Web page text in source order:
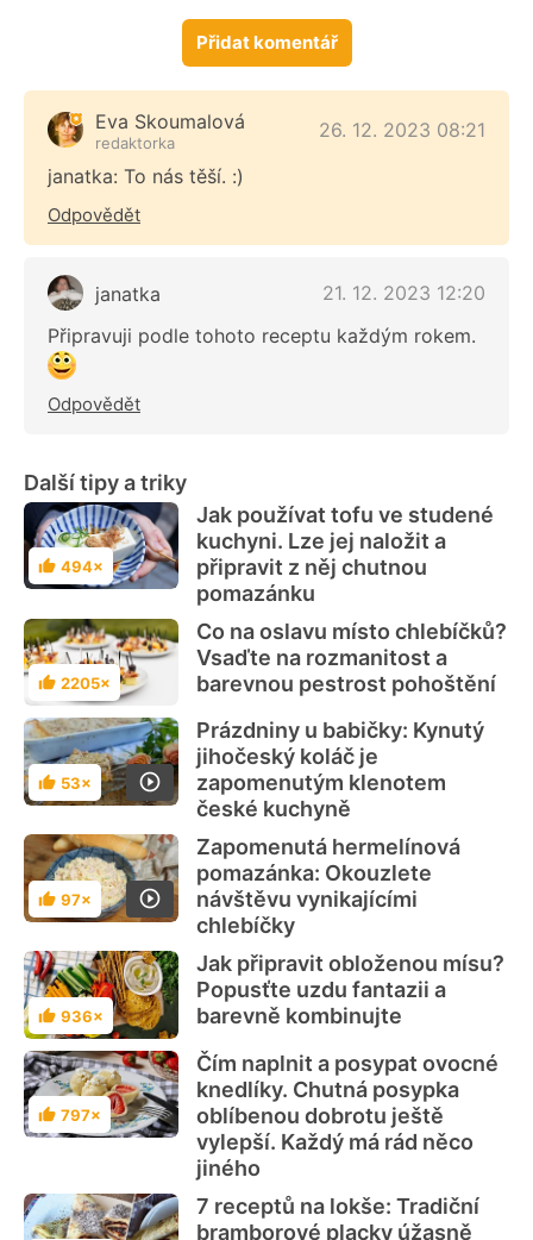
Přidat komentář
Eva Skoumalová
redaktorka
26. 12. 2023 08:21
janatka: To nás těší. :)
Odpovědět
janatka
21. 12. 2023 12:20
Připravuji podle tohoto receptu každým rokem.
Odpovědět
Další tipy a triky
Hodnocení
494×
Jak používat tofu ve studené
kuchyni. Lze jej naložit a
připravit z něj chutnou
pomazánku
Hodnocení
2205×
Co na oslavu místo chlebíčků?
Vsaďte na rozmanitost a
barevnou pestrost pohoštění
Hodnocení
53×
Prázdniny u babičky: Kynutý
jihočeský koláč je
zapomenutým klenotem
české kuchyně
Hodnocení
97×
Zapomenutá hermelínová
pomazánka: Okouzlete
návštěvu vynikajícími
chlebíčky
Hodnocení
936×
Jak připravit obloženou mísu?
Popusťte uzdu fantazii a
barevně kombinujte
Hodnocení
797×
Čím naplnit a posypat ovocné
knedlíky. Chutná posypka
oblíbenou dobrotu ještě
vylepší. Každý má rád něco
jiného
7 receptů na lokše: Tradiční
bramborové placky úžasně